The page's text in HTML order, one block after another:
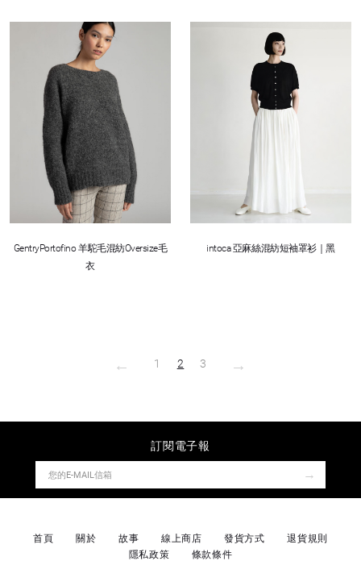
GentryPortofino 羊駝毛混紡Oversize毛
衣
intoca 亞麻絲混紡短袖罩衫｜黑
← 1 2 3 →
訂閱電子報
→
首頁 關於 故事 線上商店 發貨方式
退貨規則
隱私政策
條款條件